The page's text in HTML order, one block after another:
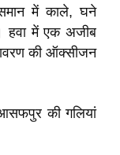
में काले, घने
हवा में एक अजीब
की ऑक्सीजन
की गलियां